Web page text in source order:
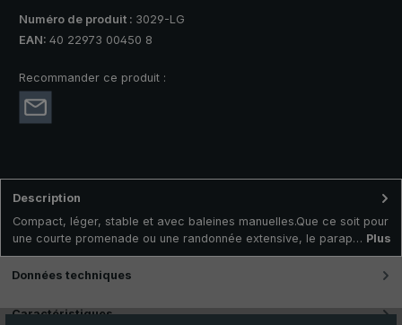
Numéro de produit : 3029-LG
EAN: 40 22973 00450 8
Recommander ce produit :
Description
Compact, léger, stable et avec baleines manuelles.Que ce soit pour
une courte promenade ou une randonnée extensive, le parap… Plus
Données techniques
Caractéristiques